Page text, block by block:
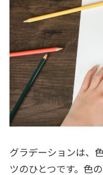
グラデーションは、
ツのひとつです。色